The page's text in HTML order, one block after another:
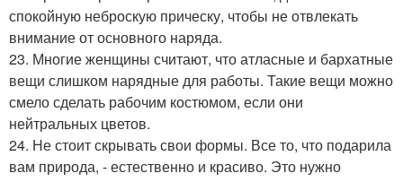
спокойную неброскую прическу, чтобы не отвлекать
внимание от основного наряда.
23. Многие женщины считают, что атласные и бархатные
вещи слишком нарядные для работы. Такие вещи можно
смело сделать рабочим костюмом, если они
нейтральных цветов.
24. Не стоит скрывать свои формы. Все то, что подарила
вам природа, - естественно и красиво. Это нужно